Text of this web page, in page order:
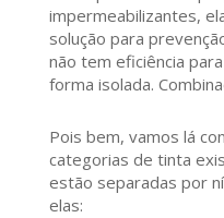
impermeabilizantes,
solução para
não tem eficiência
forma isolada.
Pois bem, vamos lá
categorias de tinta
estão separadas por
elas: